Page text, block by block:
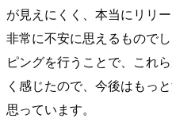
が見えにくく、本当にリリ
非常に不安に思えるもので
ピングを行うことで、これ
く感じたので、今後はもっ
思っています。